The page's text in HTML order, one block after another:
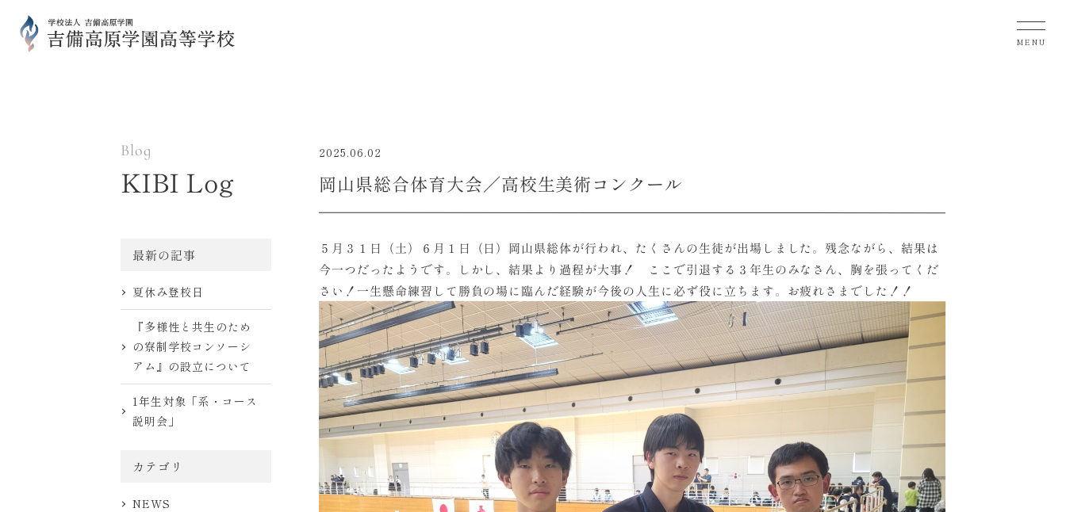
MENU
Blog
KIBI Log
最新の記事
夏休み登校日
『多様性と共生のため
の寮制学校コンソーシ
アム』の設立について
1年生対象「系・コース
説明会」
カテゴリ
NEWS
2025.06.02
岡山県総合体育大会／高校生美術コンクール
５月３１日（土）６月１日（日）岡山県総体が行われ、たくさんの生徒が出場しました。残念ながら、結果は
今一つだったようです。しかし、結果より過程が大事！ ここで引退する３年生のみなさん、胸を張ってくだ
さい！一生懸命練習して勝負の場に臨んだ経験が今後の人生に必ず役に立ちます。お疲れさまでした！！